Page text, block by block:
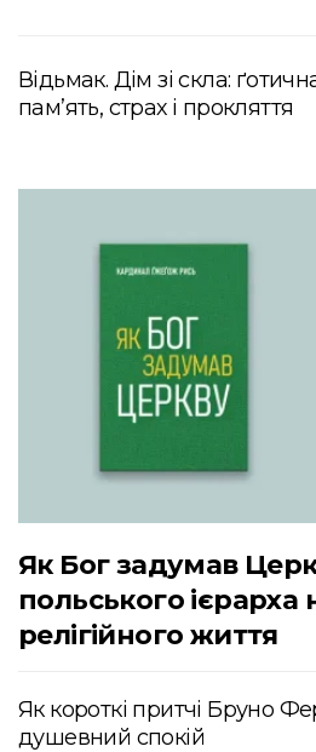
Відьмак. Дім зі скла:
пам’ять, страх і прокляття
Як Бог задумав
польського ієрарха
релігійного життя
Як короткі притчі Бруно
душевний спокій